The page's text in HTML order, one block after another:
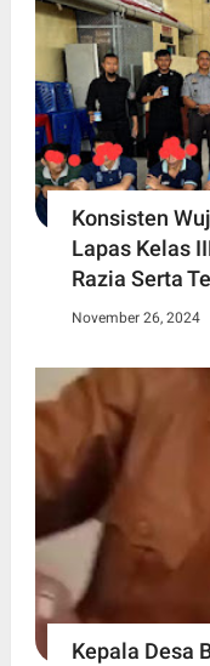
Konsisten
Lapas Kelas
Razia Serta
November 26, 2024
Kepala Desa